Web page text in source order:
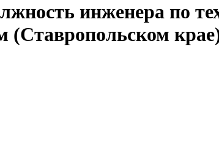
инженера по
(Ставропольском